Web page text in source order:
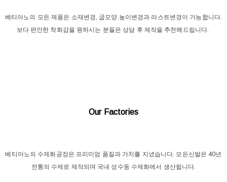
베티아노의 모든 제품은 소재변경, 굽모양.높이변경과 라스트변경이 가능합니다.
보다 편안한 착화감을 원하시는 분들은 상담 후 제작을 추천해드립니다.
Our Factories
베티아노의 수제화공장은 프리미엄 품질과 가치를 지녔습니다. 모든신발은 40년
전통의 수제로 제작되며 국내 성수동 수제화에서 생산됩니다.